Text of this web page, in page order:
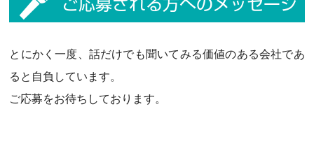
ご応募される方へのメッセージ
とにかく一度、話だけでも聞いてみる価値のある会社であ
ると自負しています。
ご応募をお待ちしております。